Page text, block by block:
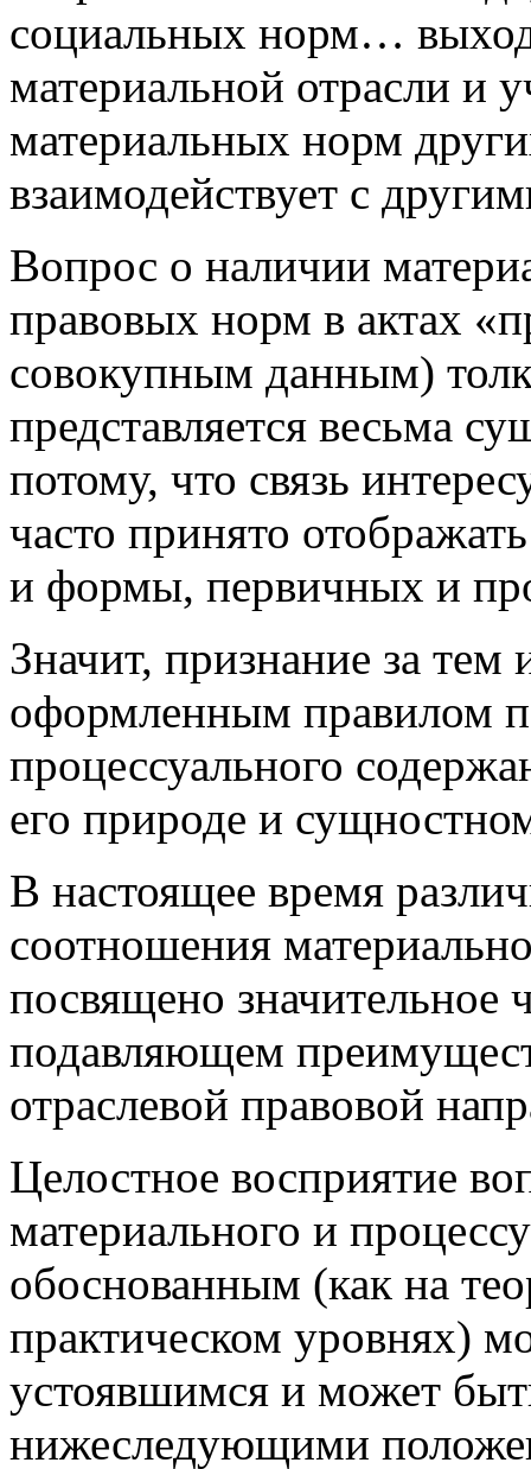
социальных норм…
материальной отрасли и
материальных норм
взаимодействует с
Вопрос о наличии
правовых норм в актах
совокупным данным)
представляется весьма
потому, что связь
часто принято
и формы, первичных и
Значит, признание за
оформленным правилом
процессуального
его природе и
В настоящее время
соотношения
посвящено значительное
подавляющем
отраслевой правовой
Целостное восприятие
материального и
обоснованным (как на
практическом уровнях)
устоявшимся и может
нижеследующими